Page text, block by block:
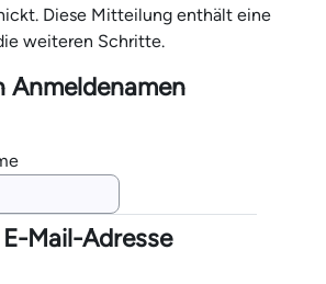
Diese Mitteilung enthält eine
weiteren Schritte.
suchen
Anmeldenamen
Mail-Adresse suchen
Mail-Adresse